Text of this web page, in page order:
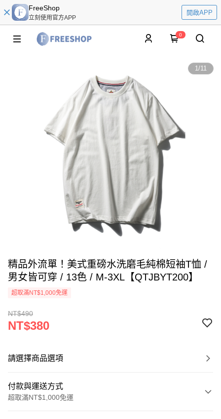
FreeShop
立刻使用官方APP
開啟APP
0
1/11
精品外流單！美式重磅水洗磨毛純棉短袖T恤 /
男女皆可穿 / 13色 / M-3XL【QTJBYT200】
超取滿NT$1,000免運
NT$490
NT$380
請選擇商品選項
付款與運送方式
超取滿NT$1,000免運